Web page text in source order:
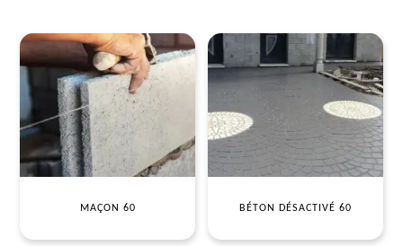
MAÇON 60 BÉTON DÉSACTIVÉ 60